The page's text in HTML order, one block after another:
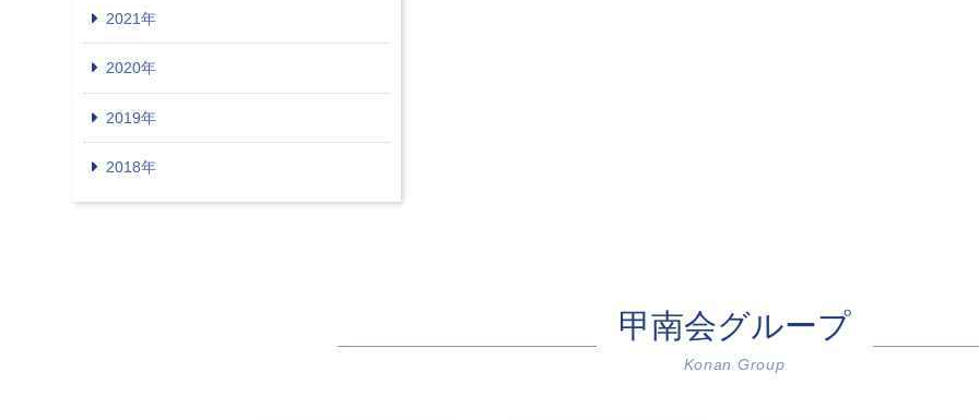
2021年
2020年
2019年
2018年
甲南会グループ
Konan Group